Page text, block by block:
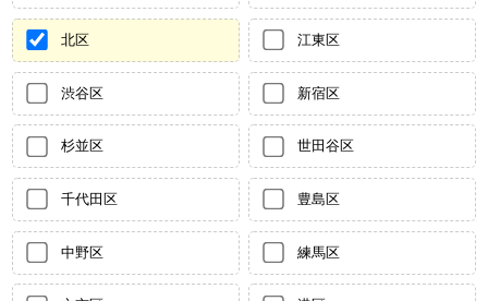
北区 江東区
渋谷区 新宿区
杉並区 世田谷区
千代田区 豊島区
中野区 練馬区